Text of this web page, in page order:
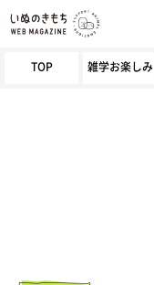
TOP 雑学お楽しみ